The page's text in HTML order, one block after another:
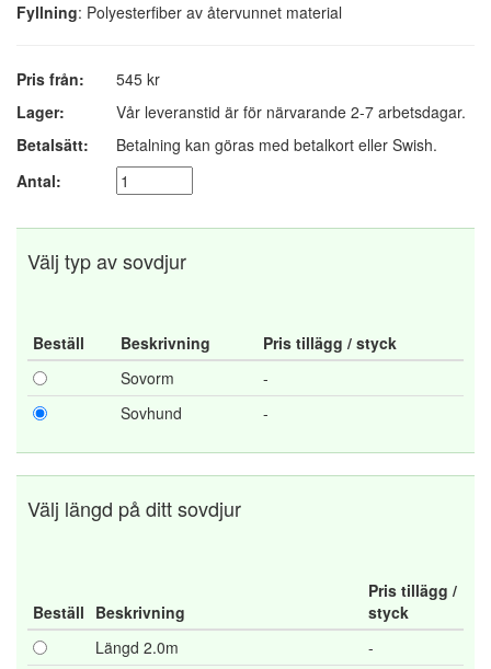
Fyllning: Polyesterfiber av återvunnet material
Pris från:
545 kr
Lager:
Vår leveranstid är för närvarande 2-7 arbetsdagar.
Betalsätt:
Betalning kan göras med betalkort eller Swish.
Antal:
Välj typ av sovdjur
Beställ Beskrivning
Pris tillägg / styck
Sovorm
-
Sovhund
-
Välj längd på ditt sovdjur
Beställ Beskrivning
Pris tillägg /
styck
Längd 2.0m
-